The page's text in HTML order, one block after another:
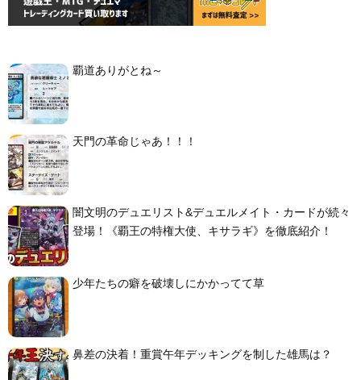
覇道ありがとね～
天門の革命じゃあ！！！
闇文明のデュエリスト&デュエルメイト・カードが続々
登場！《覇王の特権大使、キサラギ》を徹底紹介！
少年たちの癖を破壊しにかかってて草
鼻差の決着！重賞午年デッキングを制した雄馬は？